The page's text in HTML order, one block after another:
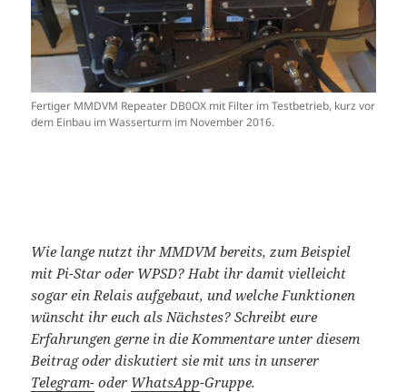
Fertiger MMDVM Repeater DB0OX mit Filter im Testbetrieb, kurz vor
dem Einbau im Wasserturm im November 2016.
Wie lange nutzt ihr MMDVM bereits, zum Beispiel
mit Pi-Star oder WPSD? Habt ihr damit vielleicht
sogar ein Relais aufgebaut, und welche Funktionen
wünscht ihr euch als Nächstes?Schreibt eure
Erfahrungen gerne in die Kommentare unter diesem
Beitrag oder diskutiert sie mit uns in unserer
Telegram- oder WhatsApp-Gruppe.